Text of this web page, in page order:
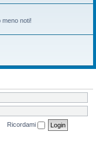
meno noti!
Ricordami